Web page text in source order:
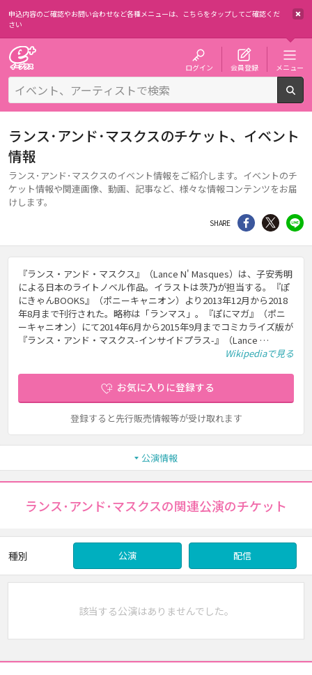
申込内容のご確認やお問い合わせなど各種メニューは、 こちらをタップしてご確認くだ
さい
ログイン 会員登録 メニュー
ランス･アンド･マスクスのチケット、イベント
情報
ランス･アンド･マスクスのイベント情報をご紹介します。イベントのチ
ケット情報や関連画像、動画、記事など、様々な情報コンテンツをお届
けします。
SHARE シェア Twitter
『ランス・アンド・マスクス』（Lance N' Masques）は、子安秀明
による日本のライトノベル作品。イラストは茨乃が担当する。『ぽ
にきゃんBOOKS』（ポニーキャニオン）より2013年12月から2018
年8月まで刊行された。略称は「ランマス」。『ぽにマガ』（ポニ
ーキャニオン）にて2014年6月から2015年9月までコミカライズ版が
『ランス・アンド・マスクス-インサイドプラス-』（Lance …
Wikipediaで見る
お気に入りに登録する
登録すると先行販売情報等が受け取れます
公演情報
ランス･アンド･マスクスの関連公演のチケット
種別 公演 配信
該当する公演はありませんでした。